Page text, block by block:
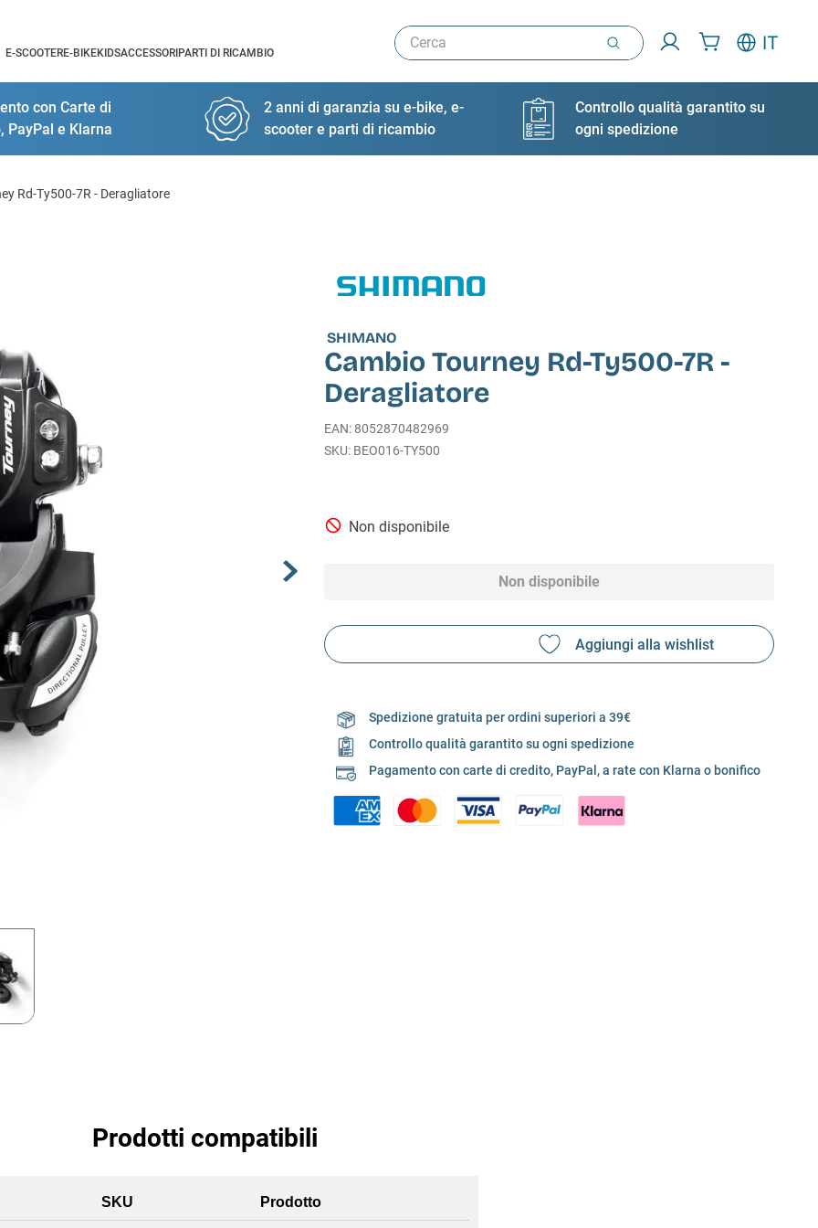
E-SCOOTERE-BIKEKIDSACCESSORI PARTI DI RICAMBIO
Cerca IT
con Carte di
PayPal e Klarna
2 anni di garanzia su e-bike, e-
scooter e parti di ricambio
Controllo qualità garantito su
ogni spedizione
Rd-Ty500-7R - Deragliatore
SHIMANO
Cambio Tourney Rd-Ty500-7R -
Deragliatore
EAN: 8052870482969
BEO016-TY500
Non disponibile
Non disponibile
Spedizione gratuita per ordini superiori a 39€
Controllo qualità garantito su ogni spedizione
Pagamento con carte di credito, PayPal, a rate con Klarna o bonifico
Prodotti compatibili
SKU Prodotto